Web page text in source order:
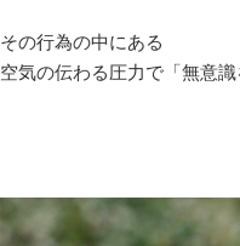
その行為の中にある
空気の伝わる圧力で「無意